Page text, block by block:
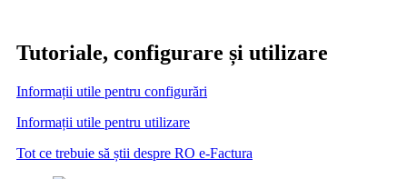
Tutoriale, configurare și utilizare
Informații utile pentru configurări
Informații utile pentru utilizare
Tot ce trebuie să știi despre RO e-Factura